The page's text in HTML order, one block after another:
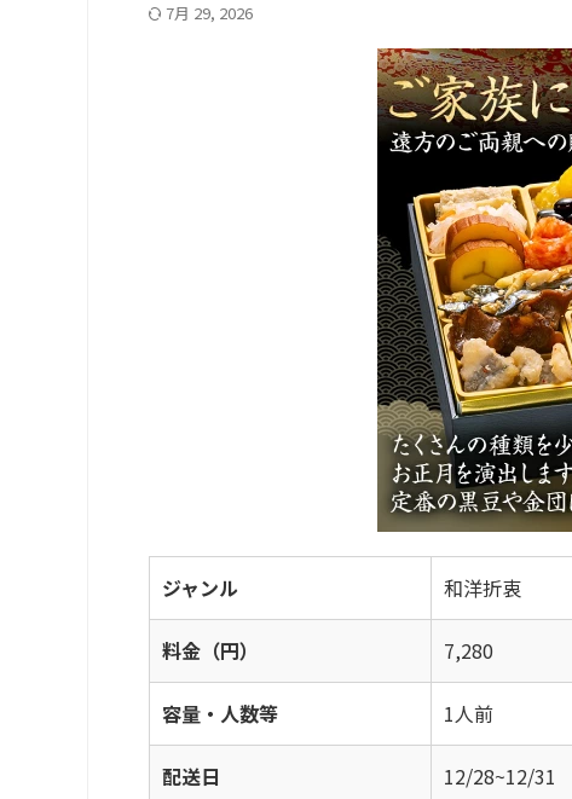
7月 29, 2026
ジャンル 和洋折衷
料金（円） 7,280
容量・人数等 1人前
配送日 12/28~12/31